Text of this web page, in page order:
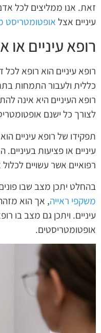
עיניים אצל אופטומטריסט
רופא עיניים
רופא עיניים הוא רופא לכל
כללית ולעבור התמחות
רופא העיניים היא אינה
לצורך כל ישנם
תפקידו של רופא עיניים
עיניים או פציעות
רפואיים אשר עשויים לכלול
בהחלט יתכן מצב שבו
משקפי ראייה, אך הוא
עיניים. ויתכן גם מצב בו
אופטומטריסטים.